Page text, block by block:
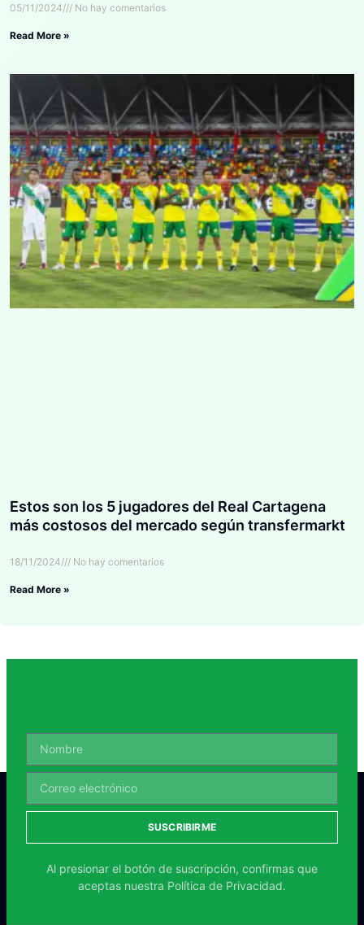
05/11/2024 No hay comentarios
Read More »
Estos son los 5 jugadores del Real Cartagena
más costosos del mercado según transfermarkt
18/11/2024 No hay comentarios
Read More »
SUSCRIBIRME
Al presionar el botón de suscripción, confirmas que
aceptas nuestra Política de Privacidad.